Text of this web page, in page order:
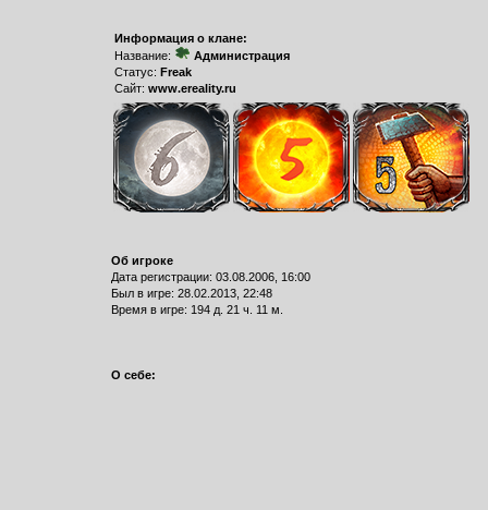
Информация о клане:
Название:
Администрация
Статус: Freak
Сайт: www.ereality.ru
Об игроке
Дата регистрации: 03.08.2006, 16:00
Был в игре: 28.02.2013, 22:48
Время в игре: 194 д. 21 ч. 11 м.
О себе: